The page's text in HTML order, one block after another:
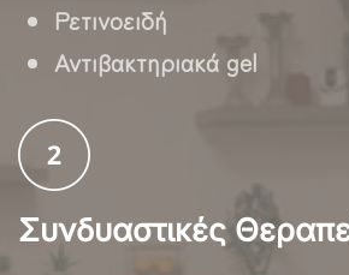
Ρετινοειδή
Αντιβακτηριακά gel
Συνδυαστικές